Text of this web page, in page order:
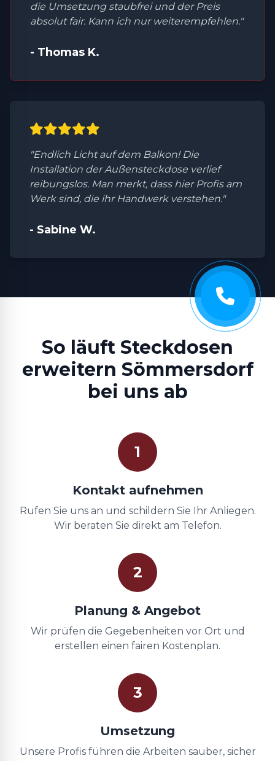
die Umsetzung staubfrei und der Preis
absolut fair. Kann ich nur weiterempfehlen."
- Thomas K.
"Endlich Licht auf dem Balkon! Die
Installation der Außensteckdose verlief
reibungslos. Man merkt, dass hier Profis am
Werk sind, die ihr Handwerk verstehen."
- Sabine W.
So läuft Steckdosen
erweitern Sömmersdorf
bei uns ab
1
Kontakt aufnehmen
Rufen Sie uns an und schildern Sie Ihr Anliegen.
Wir beraten Sie direkt am Telefon.
2
Planung & Angebot
Wir prüfen die Gegebenheiten vor Ort und
erstellen einen fairen Kostenplan.
3
Umsetzung
Unsere Profis führen die Arbeiten sauber, sicher